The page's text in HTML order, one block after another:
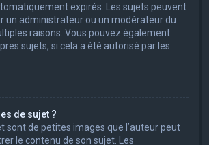
expirés. Les sujets peuvent
un administrateur ou un modérateur du
raisons. Vous pouvez également
sujets, si cela a été autorisé par les
de sujet ?
sont de petites images que l’auteur peut
le contenu de son sujet. Les